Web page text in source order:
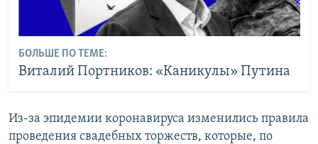
БОЛЬШЕ ПО ТЕМЕ:
Виталий Портников: «Каникулы» Путина
Из-за эпидемии коронавируса изменились правила
проведения свадебных торжеств, которые, по